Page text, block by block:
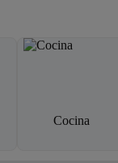
Cocina